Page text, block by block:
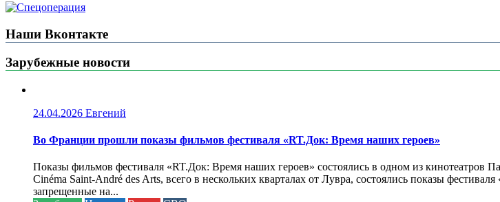
Наши Вконтакте
Зарубежные новости
24.04.2026 Евгений
Во Франции прошли показы фильмов фестиваля «RT.Док: Время наших героев»
Показы фильмов фестиваля «RT.Док: Время наших героев» состоялись в одном из кинотеатров
Cinéma Saint-André des Arts, всего в нескольких кварталах от Лувра, состоялись показы
запрещенные на...